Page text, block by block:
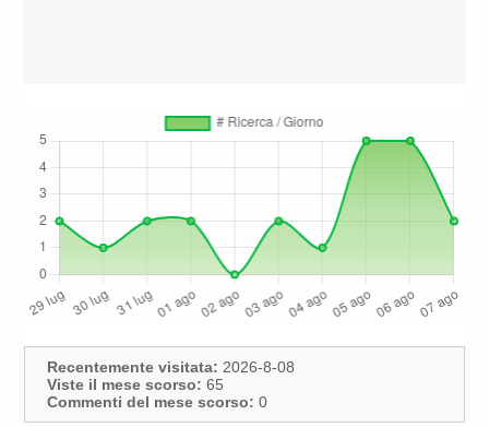
Recentemente visitata: 2026-8-08
Viste il mese scorso: 65
Commenti del mese scorso: 0